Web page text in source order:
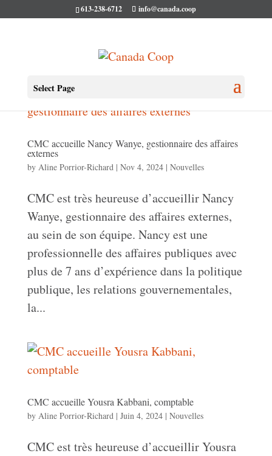
613-238-6712 info@canada.coop
Select Page
CMC accueille Nancy Wanye, gestionnaire des affaires
externes
by Aline Porrior-Richard| Nov 4, 2024| Nouvelles
CMC est très heureuse d’accueillir Nancy
Wanye, gestionnaire des affaires externes,
au sein de son équipe. Nancy est une
professionnelle des affaires publiques avec
plus de 7 ans d’expérience dans la politique
publique, les relations gouvernementales,
la...
CMC accueille Yousra Kabbani, comptable
by Aline Porrior-Richard| Juin 4, 2024| Nouvelles
CMC est très heureuse d’accueillir Yousra